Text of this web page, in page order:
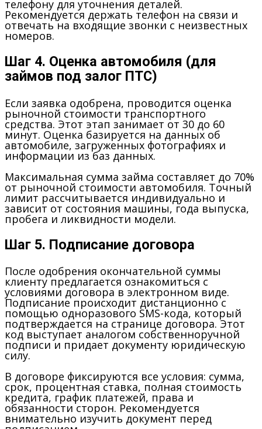
телефону для уточнения деталей.
Рекомендуется держать телефон на связи и
отвечать на входящие звонки с неизвестных
номеров.
Шаг 4. Оценка автомобиля (для
займов под залог ПТС)
Если заявка одобрена, проводится оценка
рыночной стоимости транспортного
средства. Этот этап занимает от 30 до 60
минут. Оценка базируется на данных об
автомобиле, загруженных фотографиях и
информации из баз данных.
Максимальная сумма займа составляет до 70%
от рыночной стоимости автомобиля. Точный
лимит рассчитывается индивидуально и
зависит от состояния машины, года выпуска,
пробега и ликвидности модели.
Шаг 5. Подписание договора
После одобрения окончательной суммы
клиенту предлагается ознакомиться с
условиями договора в электронном виде.
Подписание происходит дистанционно с
помощью одноразового SMS-кода, который
подтверждается на странице договора. Этот
код выступает аналогом собственноручной
подписи и придает документу юридическую
силу.
В договоре фиксируются все условия: сумма,
срок, процентная ставка, полная стоимость
кредита, график платежей, права и
обязанности сторон. Рекомендуется
внимательно изучить документ перед